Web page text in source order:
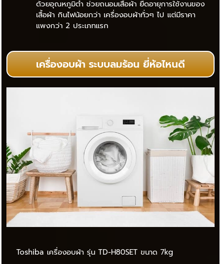
ด้วยอุณหภูมิต่ำ ช่วยถนอมเสื้อผ้า ยืดอายุการใช้งานของ
เสื้อผ้า กินไฟน้อยกว่า เครื่องอบผ้าทั่วๆ ไป แต่มีราคา
แพงกว่า 2 ประเภทแรก
เครื่องอบผ้า ระบบลมร้อน ยี่ห้อไหนดี
Toshiba เครื่องอบผ้า รุ่น TD-H80SET ขนาด 7kg